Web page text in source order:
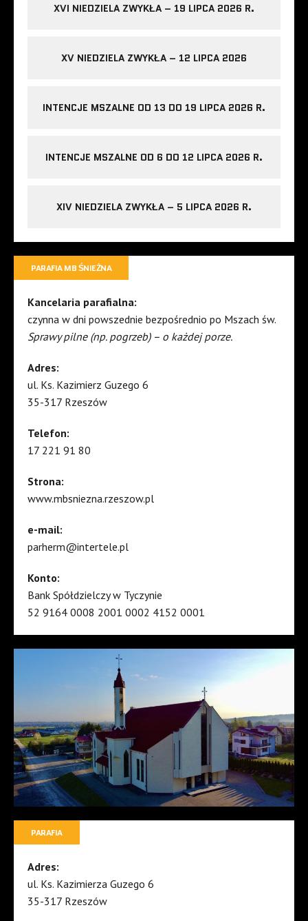
XVI NIEDZIELA ZWYKŁA – 19 LIPCA 2026 R.
XV NIEDZIELA ZWYKŁA – 12 LIPCA 2026
INTENCJE MSZALNE OD 13 DO 19 LIPCA 2026 R.
INTENCJE MSZALNE OD 6 DO 12 LIPCA 2026 R.
XIV NIEDZIELA ZWYKŁA – 5 LIPCA 2026 R.
PARAFIA MB ŚNIEŻNA
Kancelaria parafialna:
czynna w dni powszednie bezpośrednio po Mszach św.
Sprawy pilne (np. pogrzeb) – o każdej porze.
Adres:
ul. Ks. Kazimierz Guzego 6
35-317 Rzeszów
Telefon:
17 221 91 80
Strona:
www.mbsniezna.rzeszow.pl
e-mail:
parherm@intertele.pl
Konto:
Bank Spółdzielczy w Tyczynie
52 9164 0008 2001 0002 4152 0001
PARAFIA
Adres:
ul. Ks. Kazimierza Guzego 6
35-317 Rzeszów